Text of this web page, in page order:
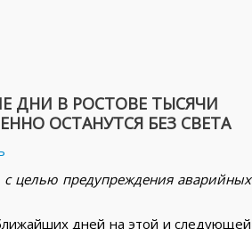
ДНИ В РОСТОВЕ ТЫСЯЧИ
ОСТАНУТСЯ БЕЗ СВЕТА
с целью предупреждения аварийных
дней на этой и следующей